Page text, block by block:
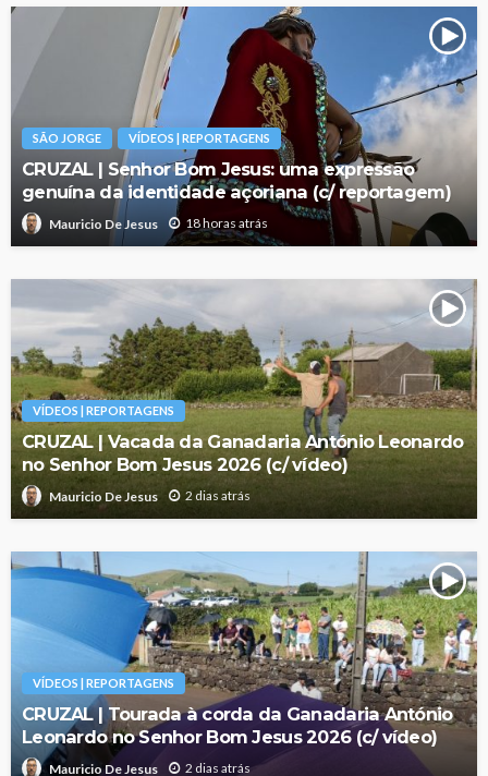
SÃO JORGE VÍDEOS | REPORTAGENS
CRUZAL | Senhor Bom Jesus: uma expressão
genuína da identidade açoriana (c/ reportagem)
Mauricio De Jesus 18 horas atrás
VÍDEOS | REPORTAGENS
CRUZAL | Vacada da Ganadaria António Leonardo
no Senhor Bom Jesus 2026 (c/ vídeo)
Mauricio De Jesus 2 dias atrás
VÍDEOS | REPORTAGENS
CRUZAL | Tourada à corda da Ganadaria António
Leonardo no Senhor Bom Jesus 2026 (c/ vídeo)
Mauricio De Jesus 2 dias atrás